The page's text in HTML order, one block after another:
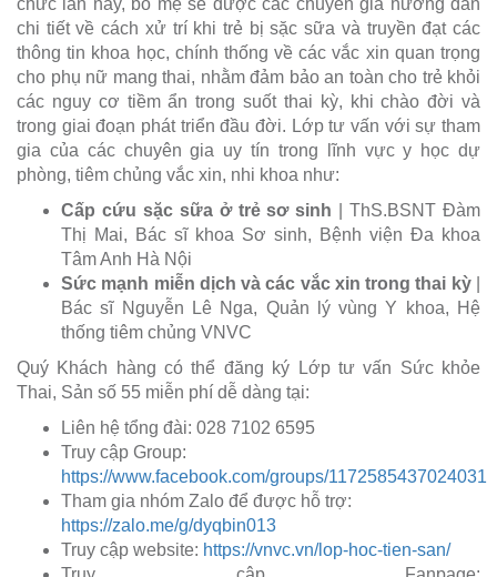
chi tiết về cách xử trí khi trẻ bị sặc sữa và truyền đạt các
thông tin khoa học, chính thống về các vắc xin quan trọng
cho phụ nữ mang thai, nhằm đảm bảo an toàn cho trẻ khỏi
các nguy cơ tiềm ẩn trong suốt thai kỳ, khi chào đời và
trong giai đoạn phát triển đầu đời. Lớp tư vấn với sự tham
gia của các chuyên gia uy tín trong lĩnh vực y học dự
phòng, tiêm chủng vắc xin, nhi khoa như:
Cấp cứu sặc sữa ở trẻ sơ sinh | ThS.BSNT Đàm
Thị Mai, Bác sĩ khoa Sơ sinh, Bệnh viện Đa khoa
Tâm Anh Hà Nội
Sức mạnh miễn dịch và các vắc xin trong thai kỳ
Bác sĩ Nguyễn Lê Nga, Quản lý vùng Y khoa, Hệ
thống tiêm chủng VNVC
Quý Khách hàng có thể đăng ký Lớp tư vấn Sức khỏe
Thai, Sản số 55 miễn phí dễ dàng tại:
Liên hệ tổng đài: 028 7102 6595
Truy cập Group:
https://www.facebook.com/groups/1172585437024031
Tham gia nhóm Zalo để được hỗ trợ:
https://zalo.me/g/dyqbin013
Truy cập website: https://vnvc.vn/lop-hoc-tien-san/